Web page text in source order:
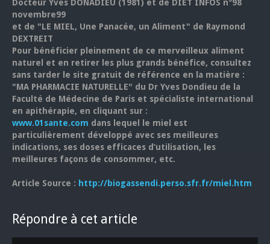
Docteur Yves DONADIEU (1981) et de DIET INFOS n°98
novembre99
et de "LE MIEL, Une Panacée, un Aliment" de Raymond
DEXTREIT
Pour bénéficier pleinement de ce merveilleux aliment
naturel et en retirer les plus grands bénéfice, consultez
sans tarder le site gratuit de référence en la matière :
"MA PHARMACIE NATURELLE" du Dr Yves Dondieu de la
Faculté de Médecine de Paris et spécialiste international
en apithérapie, en cliquant sur :
www.01sante.com dans lequel le miel est
particulièrement développé avec ses meilleures
indications, ses doses efficaces d’utilisation, les
meilleures façons de consommer, etc.
Article Source : http://biogassendi.perso.sfr.fr/miel.htm
Répondre à cet article